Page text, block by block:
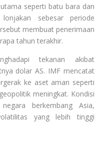
seperti batu bara dan
sebesar periode
membuat penerimaan
tahun terakhir.
tekanan akibat
dolar AS. IMF mencatat
ke aset aman seperti
meningkat. Kondisi
berkembang Asia,
yang lebih tinggi